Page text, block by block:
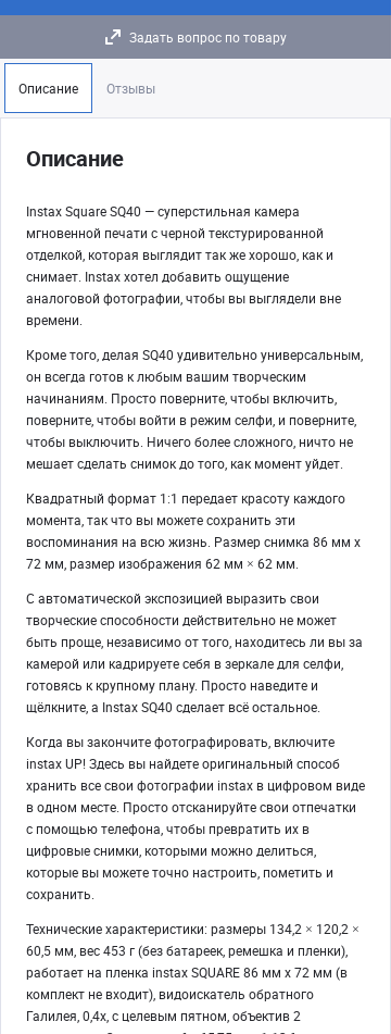
Задать вопрос по товару
Описание Отзывы
Описание
Instax Square SQ40 — суперстильная камера
мгновенной печати с черной текстурированной
отделкой, которая выглядит так же хорошо, как и
снимает. Instax хотел добавить ощущение
аналоговой фотографии, чтобы вы выглядели вне
времени.
Кроме того, делая SQ40 удивительно универсальным,
он всегда готов к любым вашим творческим
начинаниям. Просто поверните, чтобы включить,
поверните, чтобы войти в режим селфи, и поверните,
чтобы выключить. Ничего более сложного, ничто не
мешает сделать снимок до того, как момент уйдет.
Квадратный формат 1:1 передает красоту каждого
момента, так что вы можете сохранить эти
воспоминания на всю жизнь. Размер снимка 86 мм х
72 мм, размер изображения 62 мм × 62 мм.
С автоматической экспозицией выразить свои
творческие способности действительно не может
быть проще, независимо от того, находитесь ли вы за
камерой или кадрируете себя в зеркале для селфи,
готовясь к крупному плану. Просто наведите и
щёлкните, а Instax SQ40 сделает всё остальное.
Когда вы закончите фотографировать, включите
instax UP! Здесь вы найдете оригинальный способ
хранить все свои фотографии instax в цифровом виде
в одном месте. Просто отсканируйте свои отпечатки
с помощью телефона, чтобы превратить их в
цифровые снимки, которыми можно делиться,
которые вы можете точно настроить, пометить и
сохранить.
Технические характеристики: размеры 134,2 × 120,2 ×
60,5 мм, вес 453 г (без батареек, ремешка и пленки),
работает на пленка instax SQUARE 86 мм x 72 мм (в
комплект не входит), видоискатель обратного
Галилея, 0,4x, с целевым пятном, объектив 2